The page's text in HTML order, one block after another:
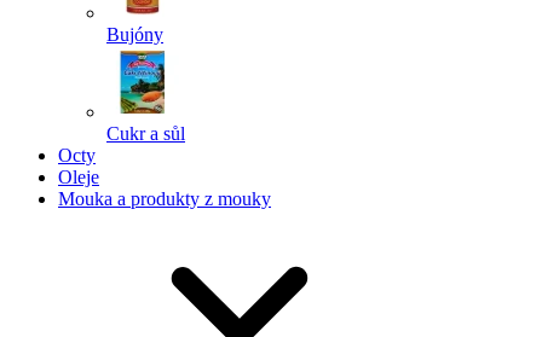
Bujóny
Cukr a sůl
Octy
Oleje
Mouka a produkty z mouky